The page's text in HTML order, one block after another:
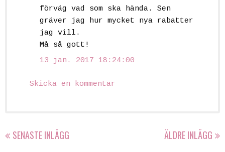
förväg vad som ska hända. Sen
gräver jag hur mycket nya rabatter
jag vill.
Må så gott!
13 jan. 2017 18:24:00
Skicka en kommentar
SENASTE INLÄGG ÄLDRE INLÄGG